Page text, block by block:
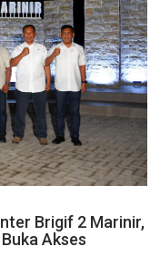
Brigif 2 Marinir,
Akses